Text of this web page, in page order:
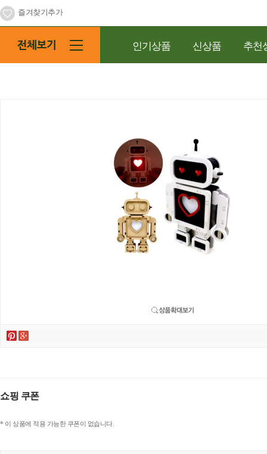
즐겨찾기추가
인기상품 신상품 추천
쇼핑 쿠폰
* 이 상품에 적용 가능한 쿠폰이 없습니다.